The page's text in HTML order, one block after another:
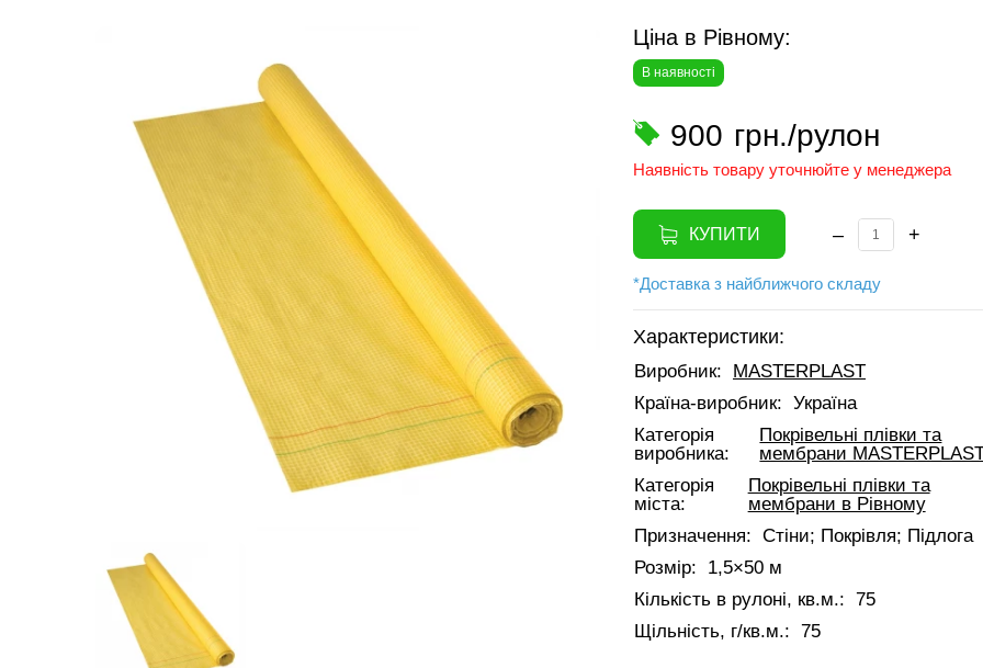
Ціна в Рівному:
В наявності
900 грн./рулон
Наявність товару уточнюйте у менеджера
КУПИТИ – +
*Доставка з найближчого складу
Характеристики:
Виробник:
MASTERPLAST
Країна-виробник: Україна
Категорія
виробника:
Покрівельні плівки та
мембрани
Категорія
міста:
Покрівельні плівки та
мембрани в Рівному
Призначення: Стіни; Покрівля; Підлога
Розмір:
1,5×50 м
Кількість в рулоні, кв.м.: 75
Щільність, г/кв.м.: 75